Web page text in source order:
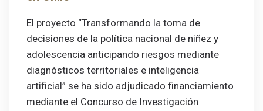
El proyecto “Transformando la toma de
decisiones de la política nacional de niñez y
adolescencia anticipando riesgos mediante
diagnósticos territoriales e inteligencia
artificial” se ha sido adjudicado financiamiento
mediante el Concurso de Investigación